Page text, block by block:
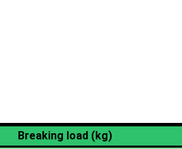
Breaking load (kg)